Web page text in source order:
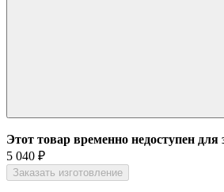
Этот товар временно недоступен для
5 040 ₽
Заказать изготовление